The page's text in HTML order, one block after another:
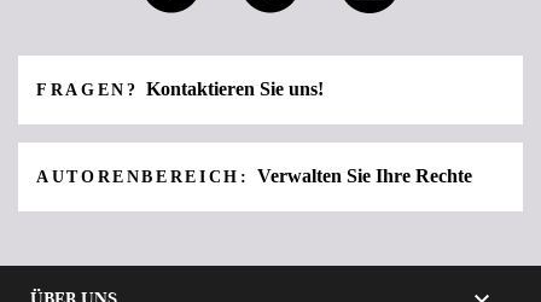
FRAGEN? Kontaktieren Sie uns!
AUTORENBEREICH: Verwalten Sie Ihre Rechte